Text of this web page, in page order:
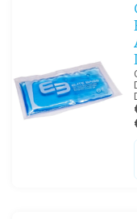
Nach Marke
Preis